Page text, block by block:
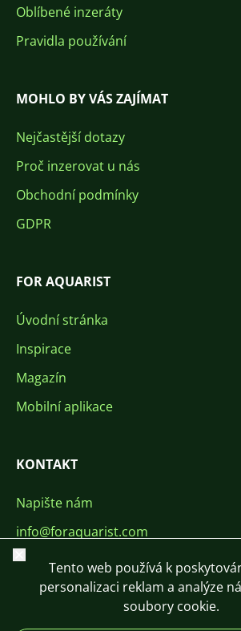
Oblíbené inzeráty
Pravidla používání
MOHLO BY VÁS ZAJÍMAT
Nejčastější dotazy
Proč inzerovat u nás
Obchodní podmínky
GDPR
FOR AQUARIST
Úvodní stránka
Inspirace
Magazín
Mobilní aplikace
KONTAKT
Napište nám
info@foraquarist.com
+420 603 449 602
Zavřít
Tento web používá k
personalizaci reklam a analýze
soubory cookie.